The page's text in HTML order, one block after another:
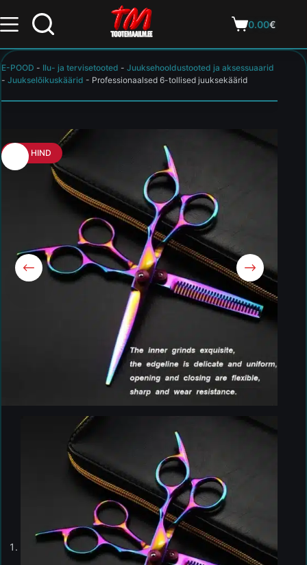
0.00€
E-POOD - Ilu- ja tervisetooted - Juuksehooldustooted ja aksessuaarid
- Juukselõikuskäärid - Professionaalsed 6-tollised juuksekäärid
HEA HIND